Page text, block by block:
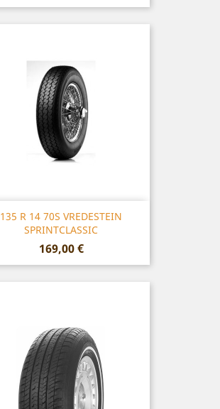
135 R 14 70S VREDESTEIN
SPRINTCLASSIC
Prix
169,00 €